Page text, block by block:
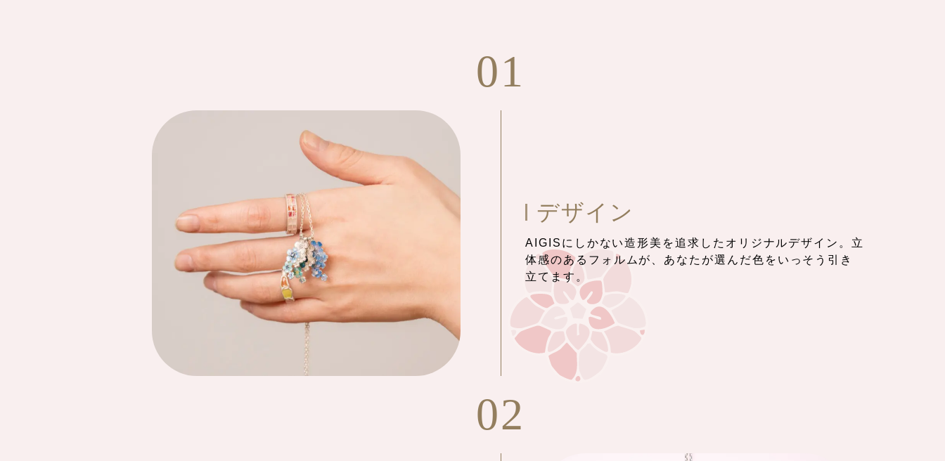
01
デザイン
AIGISにしかない造形美を追求したオリジナルデザイン。立
体感のあるフォルムが、あなたが選んだ色をいっそう引き
立てます。
02